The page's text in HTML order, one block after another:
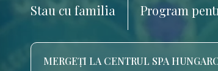
Stau cu familia Program
MERGEȚI LA CENTRUL SPA